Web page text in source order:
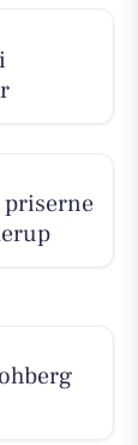
priserne